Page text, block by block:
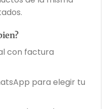
con factura
para elegir tu